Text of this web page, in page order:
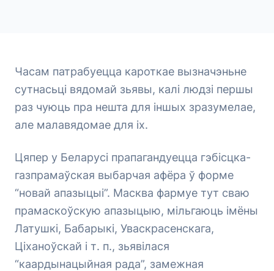
Часам патрабуецца кароткае вызначэньне
сутнасьці вядомай зьявы, калі людзі першы
раз чуюць пра нешта для іншых зразумелае,
але малавядомае для іх.
Цяпер у Беларусі прапагандуецца гэбісцка-
газпрамаўская выбарчая афёра ў форме
“новай апазыцыі”. Масква фармуе тут сваю
прамаскоўскую апазыцыю, мільгаюць імёны
Латушкі, Бабарыкі, Уваскрасенскага,
Ціханоўскай і т. п., зьявілася
“каардынацыйная рада”, замежная